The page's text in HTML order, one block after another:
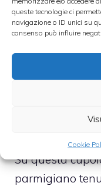
queste tecnologie ci
navigazione o ID unici su
consenso può influire
Cookie
una metà
condite. Sulle
tagliate in
e ricoprite con
Su questa
parmigiano